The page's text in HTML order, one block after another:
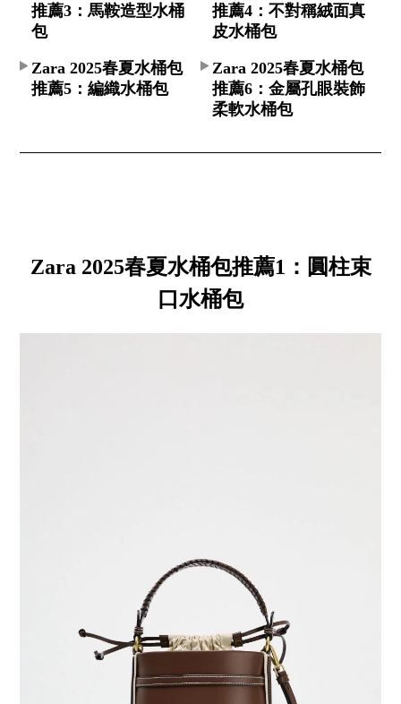
推薦3：馬鞍造型水桶
包
推薦4：不對稱絨面真
皮水桶包
Zara 2025春夏水桶包
推薦5：編織水桶包
Zara 2025春夏水桶包
推薦6：金屬孔眼裝飾
柔軟水桶包
Zara 2025春夏水桶包推薦1：圓柱束
口水桶包